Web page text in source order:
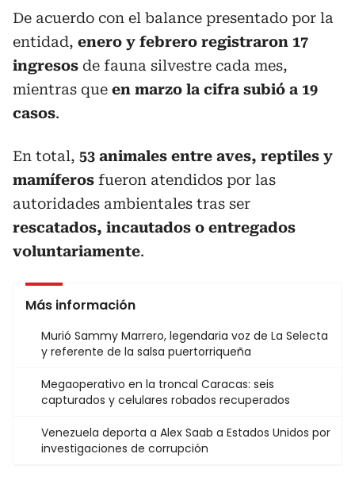
De acuerdo con el balance presentado por la
entidad, enero y febrero registraron 17
ingresos de fauna silvestre cada mes,
mientras que en marzo la cifra subió a 19
casos.
En total, 53 animales entre aves, reptiles y
mamíferos fueron atendidos por las
autoridades ambientales tras ser
rescatados, incautados o entregados
voluntariamente.
Más información
Murió Sammy Marrero, legendaria voz de La Selecta
y referente de la salsa puertorriqueña
Megaoperativo en la troncal Caracas: seis
capturados y celulares robados recuperados
Venezuela deporta a Alex Saab a Estados Unidos por
investigaciones de corrupción